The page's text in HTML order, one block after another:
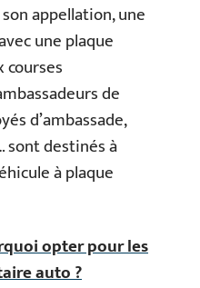
appellation, une
une plaque
de
d’ambassade,
sont destinés à
à plaque
opter pour les
auto ?